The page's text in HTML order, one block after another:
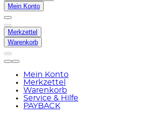
Mein Konto
Merkzettel
Warenkorb
Mein Konto
Merkzettel
Warenkorb
Service & Hilfe
PAYBACK